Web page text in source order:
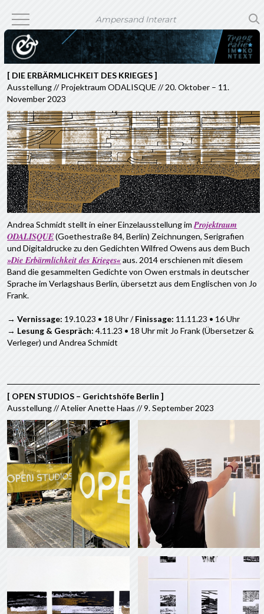
[ DIE ERBÄRMLICHKEIT DES KRIEGES ]
Ausstellung // Projektraum ODALISQUE // 20. Oktober – 11.
November 2023
Andrea Schmidt stellt in einer Einzelausstellung imProjektraum
ODALISQUE(Goethestraße 84, Berlin) Zeichnungen, Serigrafien
und Digitaldrucke zu den Gedichten Wilfred Owens aus dem Buch
»Die Erbärmlichkeit des Krieges«aus. 2014 erschienen mit diesem
Band die gesammelten Gedichte von Owen erstmals in deutscher
Sprache im Verlagshaus Berlin, übersetzt aus dem Englischen von Jo
Frank.
→Vernissage: 19.10.23 • 18 Uhr /Finissage: 11.11.23 • 16 Uhr
→ Lesung & Gespräch:4.11.23 • 18 Uhr mit Jo Frank (Übersetzer &
Verleger) und Andrea Schmidt
[ OPEN STUDIOS – Gerichtshöfe Berlin ]
Ausstellung // Atelier Anette Haas // 9. September 2023
Ampersand Interart